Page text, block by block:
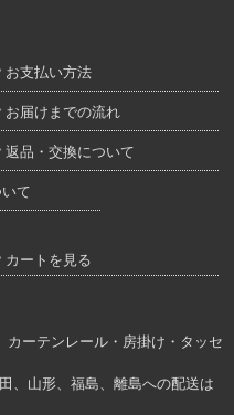
お支払い方法
お届けまでの流れ
返品・交換について
て
カートを見る
カーテンレール・房掛け・タッセ
、山形、福島、離島への配送は